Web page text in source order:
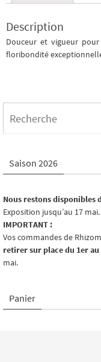
Description
Douceur et vigueur
floribondité
Saison 2026
Nous restons disponibles
Exposition jusqu’au 17 mai.
IMPORTANT :
Vos commandes de
retirer sur place du 1er au
mai.
Panier